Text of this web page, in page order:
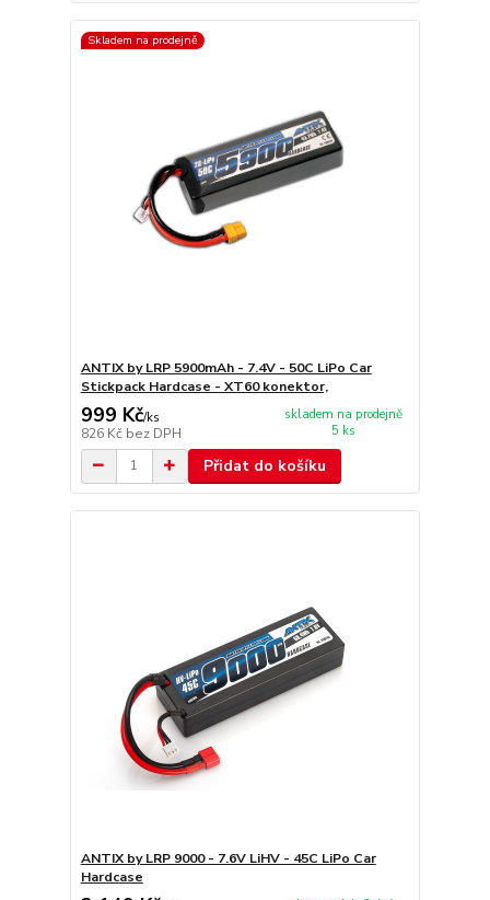
Skladem na prodejně
ANTIX by LRP 5900mAh - 7.4V - 50C LiPo Car
Stickpack Hardcase - XT60 konektor,
999 Kč/ks
826 Kč bez DPH
skladem na prodejně
5 ks
Přidat do košíku
ANTIX by LRP 9000 - 7.6V LiHV - 45C LiPo Car
Hardcase